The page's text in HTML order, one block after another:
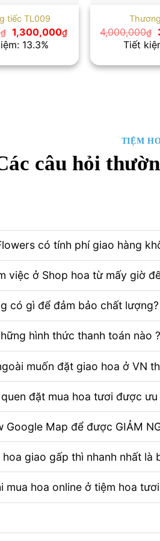
tiếc TL009
₫ Giá
gốc
là:
1,300,000₫Giá
là:
1,300,000₫.
13.3%
4,000,000₫
Tiết
TIỆM
câu hỏi
có tính phí giao hàng
việc ở Shop hoa từ mấy giờ
có gì để đảm bảo chất lượng?
hình thức thanh toán nào ?
muốn đặt giao hoa ở VN
đặt mua hoa tươi được ưu
Google Map để được GIẢM
hoa giao gấp thì nhanh nhất là
mua hoa online ở tiệm hoa